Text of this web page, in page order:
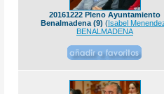
20161222 Pleno Ayuntamiento
Benalmadena (9) (Isabel
BENALMADENA